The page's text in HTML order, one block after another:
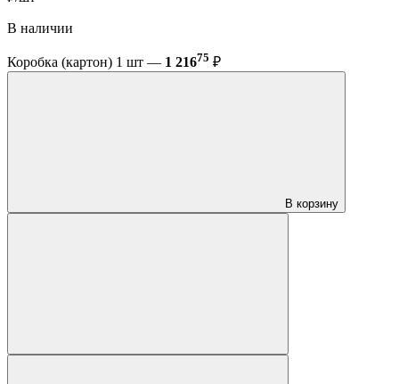
В наличии
Коробка (картон) 1 шт — 1 21675 ₽
В корзину